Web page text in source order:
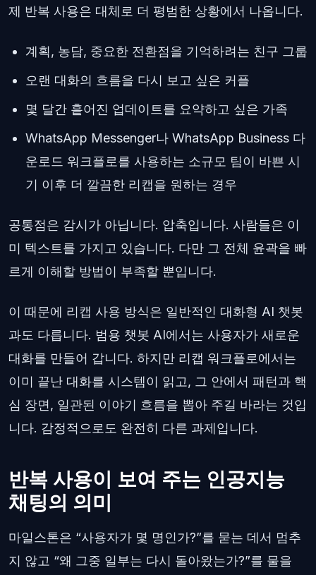
제 반복 사용은 대체로 더 평범한 상황에서 나옵니다.
계획, 농담, 중요한 전환점을 기억하려는 친구 그룹
오랜 대화의 흐름을 다시 보고 싶은 커플
몇 달간 흩어진 업데이트를 요약하고 싶은 가족
WhatsApp Messenger나 WhatsApp Business 다
운로드 워크플로를 사용하는 소규모 팀이 바쁜 시
기 이후 더 깔끔한 리캡을 원하는 경우
공통점은 감시가 아닙니다. 압축입니다. 사람들은 이
미 텍스트를 가지고 있습니다. 다만 그 전체 윤곽을 빠
르게 이해할 방법이 부족할 뿐입니다.
이 때문에 리캡 사용 방식은 일반적인 대화형 AI 챗봇
과도 다릅니다. 범용 챗봇 AI에서는 사용자가 새로운
대화를 만들어 갑니다. 하지만 리캡 워크플로에서는
이미 끝난 대화를 시스템이 읽고, 그 안에서 패턴과 핵
심 장면, 일관된 이야기 흐름을 뽑아 주길 바라는 것입
니다. 감정적으로도 완전히 다른 과제입니다.
반복 사용이 보여 주는 인공지능
채팅의 의미
마일스톤은 “사용자가 몇 명인가?”를 묻는 데서 멈추
지 않고 “왜 그중 일부는 다시 돌아왔는가?”를 물을